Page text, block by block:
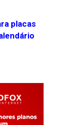
placas